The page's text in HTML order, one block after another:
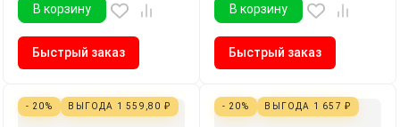
В корзину
Быстрый заказ
В корзину
Быстрый заказ
- 20% ВЫГОДА 1 559,80 ₽ - 20% ВЫГОДА 1 657 ₽